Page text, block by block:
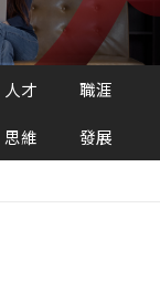
人才
思維
職涯
發展